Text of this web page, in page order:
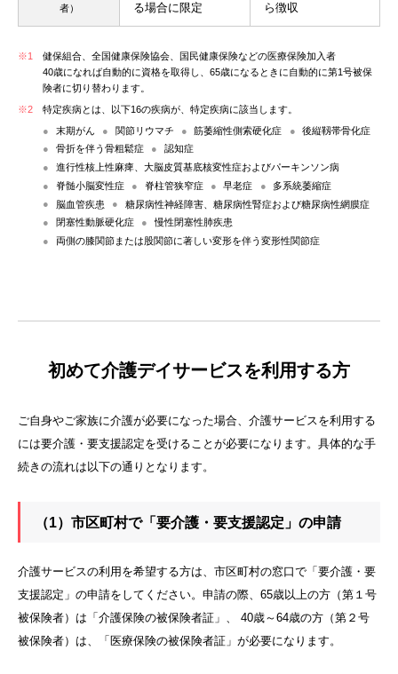
者）
る場合に限定
ら徴収
※1
健保組合、全国健康保険協会、国民健康保険などの医療保険加入者
40歳になれば自動的に資格を取得し、65歳になるときに自動的に第1号被保
険者に切り替わります。
※2
特定疾病とは、以下16の疾病が、特定疾病に該当します。
末期がん
関節リウマチ 筋萎縮性側索硬化症
後縦靱帯骨化症
骨折を伴う骨粗鬆症
認知症
進行性核上性麻痺、大脳皮質基底核変性症およびパーキンソン病
脊髄小脳変性症
脊柱管狭窄症 早老症
多系統萎縮症
脳血管疾患
糖尿病性神経障害、糖尿病性腎症および糖尿病性網膜症
閉塞性動脈硬化症
慢性閉塞性肺疾患
両側の膝関節または股関節に著しい変形を伴う変形性関節症
初めて介護デイサービスを利用する方
ご自身やご家族に介護が必要になった場合、介護サービスを利用する
には要介護・要支援認定を受けることが必要になります。具体的な手
続きの流れは以下の通りとなります。
（1）市区町村で「要介護・要支援認定」の申請
介護サービスの利用を希望する方は、市区町村の窓口で「要介護・要
支援認定」の申請をしてください。申請の際、65歳以上の方（第１号
被保険者）は「介護保険の被保険者証」、 40歳～64歳の方（第２号
被保険者）は、「医療保険の被保険者証」が必要になります。